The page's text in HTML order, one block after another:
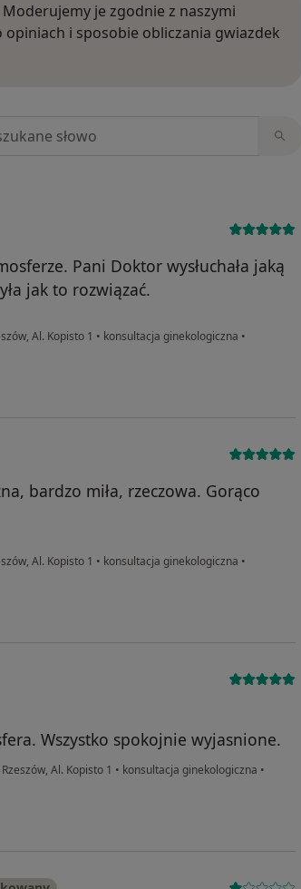
je zgodnie z naszymi
i sposobie obliczania gwiazdek
opiniach
Pani Doktor wysłuchała jaką
jak to rozwiązać.
Al. Kopisto 1 • konsultacja ginekologiczna •
bardzo miła, rzeczowa. Gorąco
Al. Kopisto 1 • konsultacja ginekologiczna •
Wszystko spokojnie wyjasnione.
Al. Kopisto 1 • konsultacja ginekologiczna •